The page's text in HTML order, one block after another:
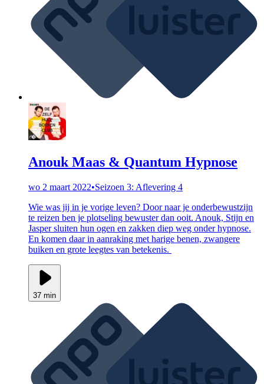
Anouk Maas & Quantum Hypnose
wo 2 maart 2022•Seizoen 3: Aflevering 4
Wie was jij in je vorige leven? Door naar je onderbewustzijn
te reizen ben je plotseling bewuster dan ooit. Anouk, Stijn en
Jasper sluiten hun ogen en zakken diep weg onder hypnose.
En komen daar in aanraking met harige benen, zwangere
buiken en grote leegtes van betekenis.
37 min